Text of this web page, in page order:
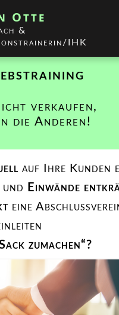
Otte
&
IHK
verkaufen,
die Anderen!
auf Ihre Kunden
und Einwände
eine
zumachen“?